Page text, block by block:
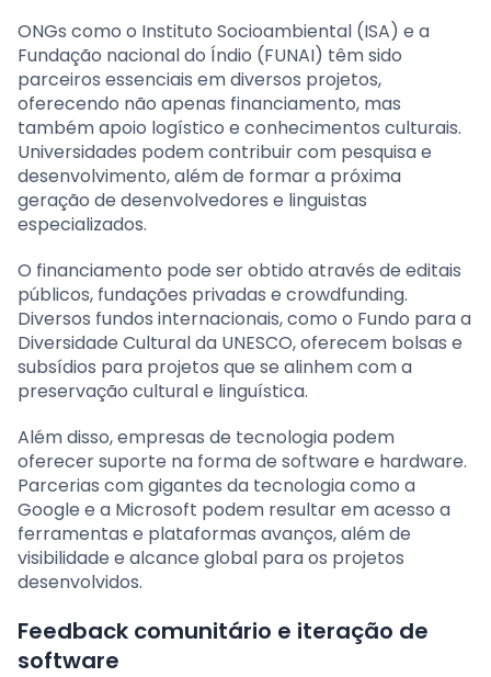
ONGs como o Instituto Socioambiental (ISA) e a
Fundação nacional do Índio (FUNAI) têm sido
parceiros essenciais em diversos projetos,
oferecendo não apenas financiamento, mas
também apoio logístico e conhecimentos culturais.
Universidades podem contribuir com pesquisa e
desenvolvimento, além de formar a próxima
geração de desenvolvedores e linguistas
especializados.
O financiamento pode ser obtido através de editais
públicos, fundações privadas e crowdfunding.
Diversos fundos internacionais, como o Fundo para a
Diversidade Cultural da UNESCO, oferecem bolsas e
subsídios para projetos que se alinhem com a
preservação cultural e linguística.
Além disso, empresas de tecnologia podem
oferecer suporte na forma de software e hardware.
Parcerias com gigantes da tecnologia como a
Google e a Microsoft podem resultar em acesso a
ferramentas e plataformas avanços, além de
visibilidade e alcance global para os projetos
desenvolvidos.
Feedback comunitário e iteração de
software